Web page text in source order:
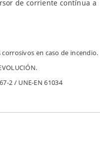
de corriente contínua a
en caso de incendio.
2 / UNE-EN 61034